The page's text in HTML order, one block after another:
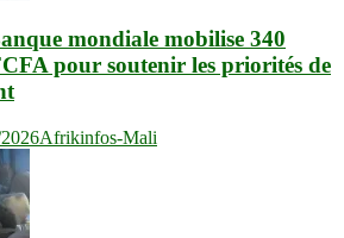
mondiale mobilise 340
pour soutenir les priorités de
Afrikinfos-Mali